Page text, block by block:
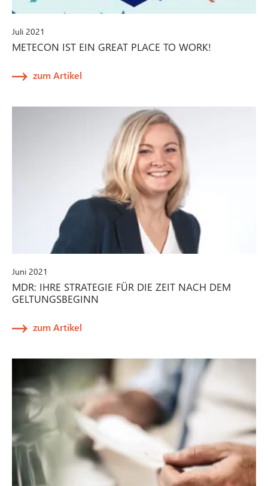
Juli 2021
METECON IST EIN GREAT PLACE TO WORK!
zum Artikel
Juni 2021
MDR: IHRE STRATEGIE FÜR DIE ZEIT NACH DEM
GELTUNGSBEGINN
zum Artikel